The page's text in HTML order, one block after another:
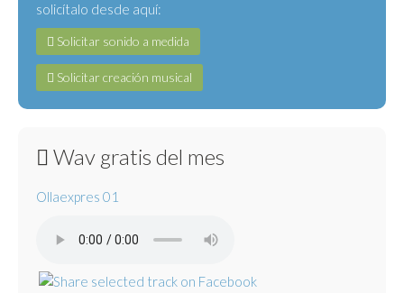
solicítalo desde aquí:
Solicitar sonido a medida
Solicitar creación musical
Wav gratis del mes
Ollaexpres 01